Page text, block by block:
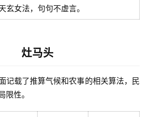
玄女法，句句不虚言。
灶马头
记载了推算气候和农事的相关算法，民
限性。